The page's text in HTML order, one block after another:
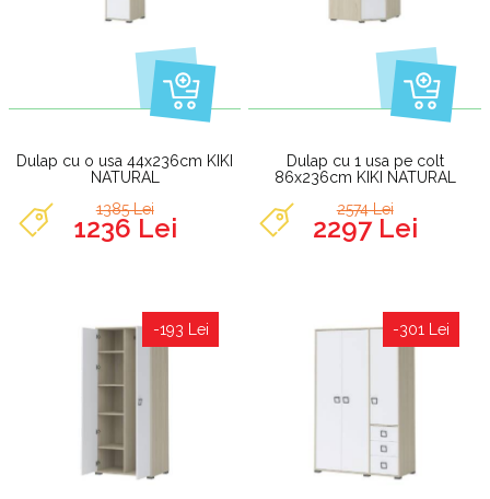
Dulap cu o usa 44x236cm KIKI
NATURAL
1385 Lei
1236 Lei
Dulap cu 1 usa pe colt
86x236cm KIKI NATURAL
2574 Lei
2297 Lei
-193 Lei -301 Lei